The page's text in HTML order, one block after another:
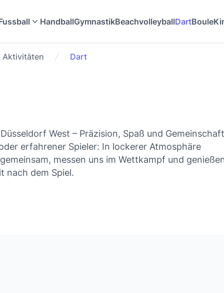
HandballGymnastikBeachvolleyballDartBoule
Aktivitäten Dart
West – Präzision, Spaß und
erfahrener Spieler: In lockerer Atmosphäre
messen uns im Wettkampf und
nach dem Spiel.